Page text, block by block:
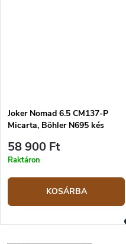
Joker Nomad 6.5 CM137-P
Micarta, Böhler N695 kés
58 900 Ft
Raktáron
KOSÁRBA